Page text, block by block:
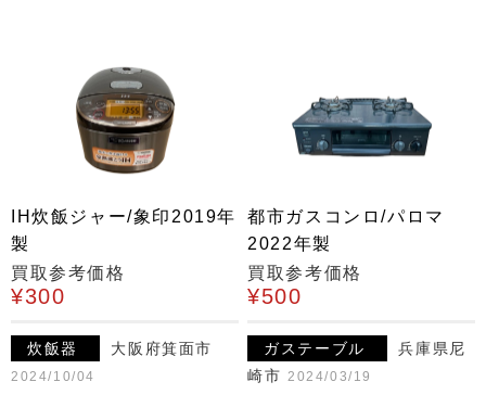
IH炊飯ジャー/象印2019年
製
買取参考価格
¥300
炊飯器 大阪府箕面市
2024/10/04
都市ガスコンロ/パロマ
2022年製
買取参考価格
¥500
ガステーブル
兵庫県尼
崎市 2024/03/19